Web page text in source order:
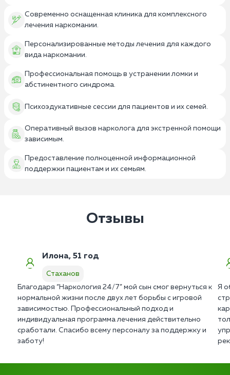
Современно оснащенная клиника для комплексного
лечения наркомании.
Персонализированные методы лечения для каждого
вида наркомании.
Профессиональная помощь в устранении ломки и
абстинентного синдрома.
Психоэдукативные сессии для пациентов и их семей.
Оперативный вызов нарколога для экстренной помощи
зависимым.
Предоставление полноценной информационной
поддержки пациентам и их семьям.
Отзывы
Илона, 51 год
Стаханов
Благодаря “Наркология 24/7” мой сын смог вернуться к
нормальной жизни после двух лет борьбы с игровой
зависимостью. Профессиональный подход и
индивидуальная программа лечения действительно
сработали. Спасибо всему персоналу за поддержку и
заботу!
Я